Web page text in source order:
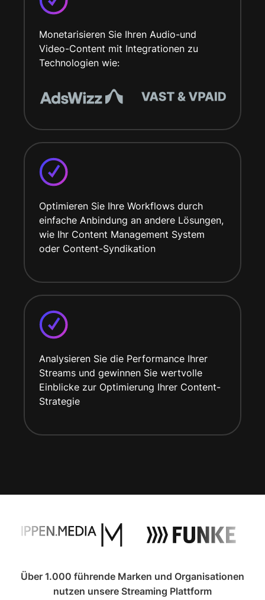
Monetarisieren Sie Ihren Audio-und
Video-Content mit Integrationen zu
Technologien wie:
Optimieren Sie Ihre Workflows durch
einfache Anbindung an andere Lösungen,
wie Ihr Content Management System
oder Content-Syndikation
Analysieren Sie die Performance Ihrer
Streams und gewinnen Sie wertvolle
Einblicke zur Optimierung Ihrer Content-
Strategie
Über 1.000 führende Marken und Organisationen
nutzen unsere Streaming Plattform